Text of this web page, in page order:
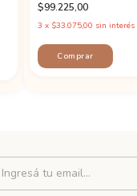
$99.225,00
3 x $33.075,00 sin interés
Comprar